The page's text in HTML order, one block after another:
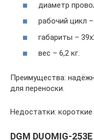
диаметр
рабочий цикл –
габариты –
вес – 6,2 кг.
Преимущества:
для переноски.
Недостатки: короткие
DGM DUOMIG-